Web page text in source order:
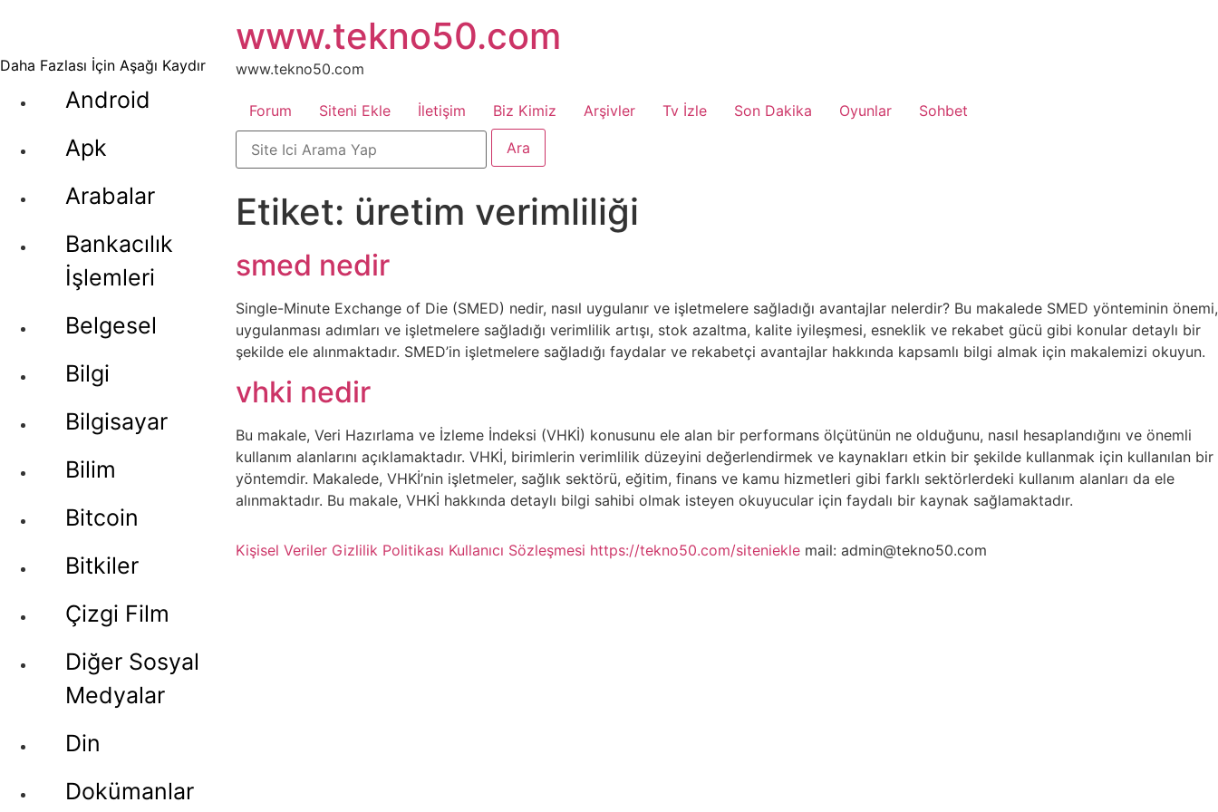
Daha Fazlası İçin Aşağı Kaydır
Android
Apk
Arabalar
Bankacılık
İşlemleri
Belgesel
Bilgi
Bilgisayar
Bilim
Bitcoin
Bitkiler
Çizgi Film
Diğer Sosyal
Medyalar
Din
Dokümanlar
atla
www.tekno50.com
www.tekno50.com
Forum Siteni Ekle İletişim Biz Kimiz Arşivler Tv İzle Son Dakika Oyunlar Sohbet
Etiket: üretim verimliliği
smed nedir
Single-Minute Exchange of Die (SMED) nedir, nasıl uygulanır ve işletmelere sağladığı avantajlar nelerdir? Bu makalede SMED yönteminin önemi,
uygulanması adımları ve işletmelere sağladığı verimlilik artışı, stok azaltma, kalite iyileşmesi, esneklik ve rekabet gücü gibi konular detaylı bir
şekilde ele alınmaktadır. SMED’in işletmelere sağladığı faydalar ve rekabetçi avantajlar hakkında kapsamlı bilgi almak için makalemizi okuyun.
vhki nedir
Bu makale, Veri Hazırlama ve İzleme İndeksi (VHKİ) konusunu ele alan bir performans ölçütünün ne olduğunu, nasıl hesaplandığını ve önemli
kullanım alanlarını açıklamaktadır. VHKİ, birimlerin verimlilik düzeyini değerlendirmek ve kaynakları etkin bir şekilde kullanmak için kullanılan bir
yöntemdir. Makalede, VHKİ’nin işletmeler, sağlık sektörü, eğitim, finans ve kamu hizmetleri gibi farklı sektörlerdeki kullanım alanları da ele
alınmaktadır. Bu makale, VHKİ hakkında detaylı bilgi sahibi olmak isteyen okuyucular için faydalı bir kaynak sağlamaktadır.
Kişisel Veriler Gizlilik Politikası Kullanıcı Sözleşmesi https://tekno50.com/siteniekle mail: admin@tekno50.com